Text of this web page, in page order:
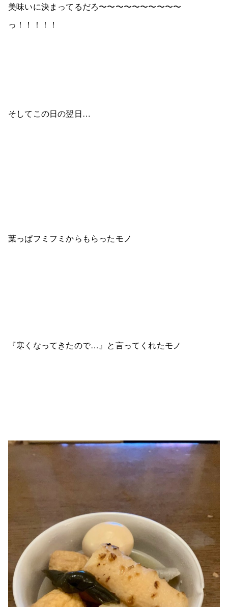
美味いに決まってるだろ〜〜〜〜〜〜〜〜〜〜
っ！！！！！
そしてこの日の翌日…
葉っぱフミフミからもらったモノ
『寒くなってきたので…』と言ってくれたモノ